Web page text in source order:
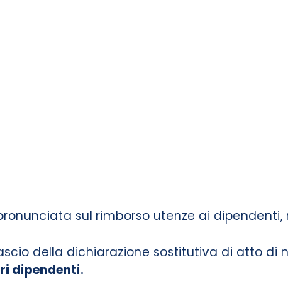
sul rimborso utenze ai dipendenti,
della dichiarazione sostitutiva di atto di
dipendenti.